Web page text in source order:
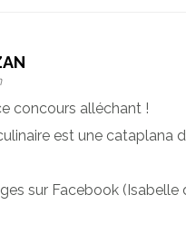
concours alléchant !
est une cataplana
sur Facebook